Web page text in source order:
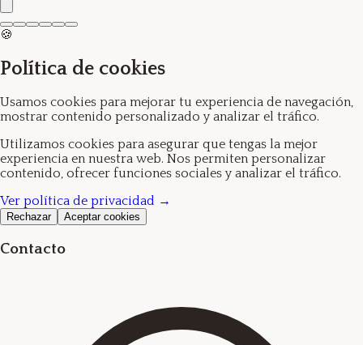
🍪
Política de cookies
Usamos cookies para mejorar tu experiencia de navegación,
mostrar contenido personalizado y analizar el tráfico.
Utilizamos cookies para asegurar que tengas la mejor
experiencia en nuestra web. Nos permiten personalizar
contenido, ofrecer funciones sociales y analizar el tráfico.
Ver política de privacidad →
Rechazar Aceptar cookies
Contacto